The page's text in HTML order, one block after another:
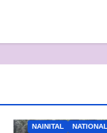
NAINITAL NATIONAL